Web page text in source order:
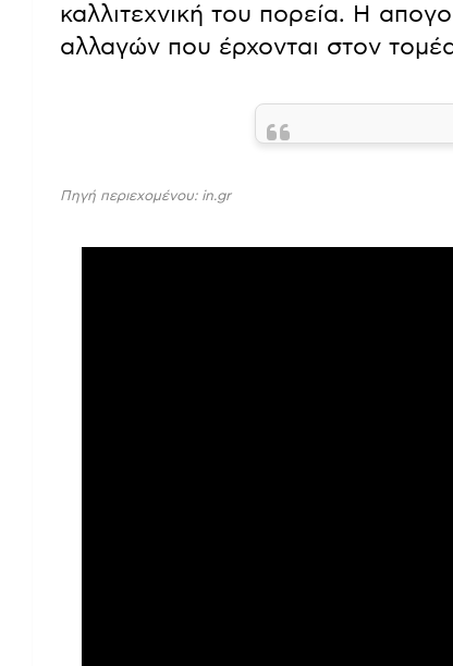
καλλιτεχνική του πορεία. Η
αλλαγών που έρχονται στον
Πηγή περιεχομένου: in.gr